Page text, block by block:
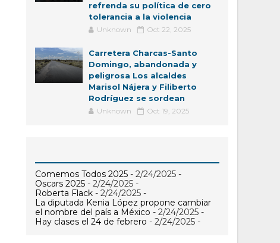
refrenda su política de cero
tolerancia a la violencia
Unknown Oct 22, 2025
Carretera Charcas-Santo
Domingo, abandonada y
peligrosa Los alcaldes
Marisol Nájera y Filiberto
Rodríguez se sordean
Unknown Oct 19, 2025
Comemos Todos 2025 - 2/24/2025 -
Oscars 2025 - 2/24/2025 -
Roberta Flack - 2/24/2025 -
La diputada Kenia López propone cambiar
el nombre del país a México - 2/24/2025 -
Hay clases el 24 de febrero - 2/24/2025 -